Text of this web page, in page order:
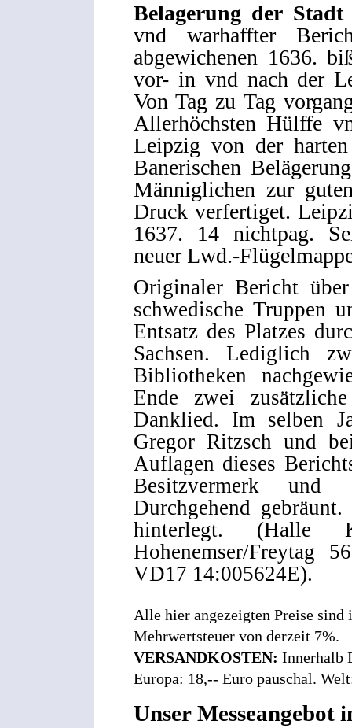
Belagerung der
vnd warhaffter
abgewichenen 1636.
vor- in vnd nach der
Von Tag zu Tag
Allerhöchsten Hülffe
Leipzig von der
Banerischen
Männiglichen zur
Druck verfertiget.
1637. 14 nichtpag.
neuer Lwd.-
Originaler Bericht
schwedische Truppen
Entsatz des Platzes
Sachsen. Lediglich
Bibliotheken
Ende zwei
Danklied. Im selben
Gregor Ritzsch und
Auflagen dieses
Besitzvermerk und
Durchgehend
hinterlegt. (Halle
Hohenemser/Freytag
VD17 14:005624E).
Alle hier angezeigten Preise
Mehrwertsteuer von derzeit 7%.
VERSANDKOSTEN: Innerhalb
Europa: 18,-- Euro pauschal.
Unser Messeangebot